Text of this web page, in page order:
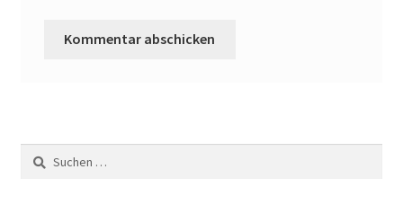
Suchen
nach: